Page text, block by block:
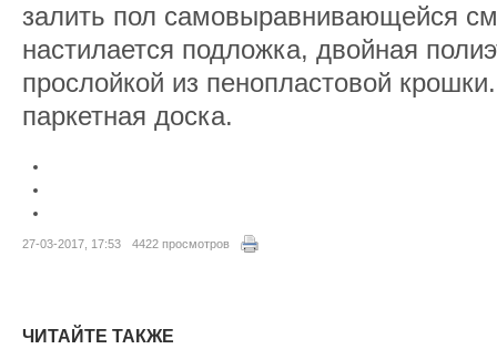
залить пол самовыравнивающейся
настилается подложка, двойная
прослойкой из пенопластовой
паркетная доска.
27-03-2017, 17:53 4422 просмотров
ЧИТАЙТЕ ТАКЖЕ